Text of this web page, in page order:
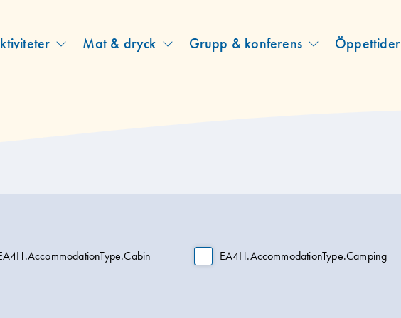
Mat & dryck Grupp & konferens Öppettider
EA4H.AccommodationType.Camping